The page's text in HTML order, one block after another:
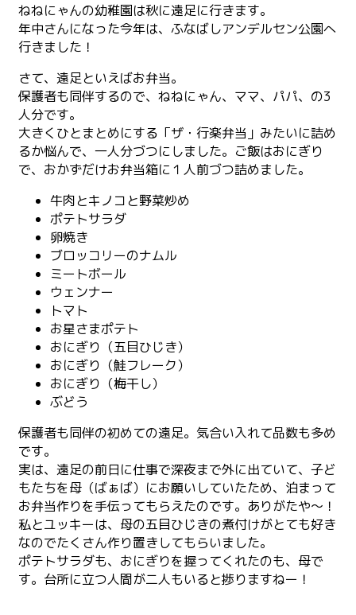
ねねにゃんの幼稚園は秋に遠足に行きます。
年中さんになった今年は、ふなばしアンデルセン公園へ
行きました！
さて、遠足といえばお弁当。
保護者も同伴するので、ねねにゃん、ママ、パパ、の3
人分です。
大きくひとまとめにする「ザ・行楽弁当」みたいに詰め
るか悩んで、一人分づつにしました。ご飯はおにぎり
で、おかずだけお弁当箱に１人前づつ詰めました。
牛肉とキノコと野菜炒め
ポテトサラダ
卵焼き
ブロッコリーのナムル
ミートボール
ウェンナー
トマト
お星さまポテト
おにぎり（五目ひじき）
おにぎり（鮭フレーク）
おにぎり（梅干し）
ぶどう
保護者も同伴の初めての遠足。気合い入れて品数も多め
です。
実は、遠足の前日に仕事で深夜まで外に出ていて、子ど
もたちを母（ばぁば）にお願いしていたため、泊まって
お弁当作りを手伝ってもらえたのです。ありがたや〜！
私とユッキーは、母の五目ひじきの煮付けがとても好き
なのでたくさん作り置きしてもらいました。
ポテトサラダも、おにぎりを握ってくれたのも、母で
す。台所に立つ人間が二人もいると捗りますねー！